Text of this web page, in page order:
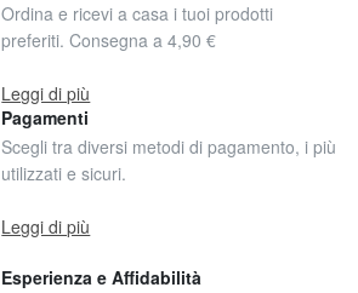
Ordina e ricevi a casa i tuoi prodotti
preferiti. Consegna a 4,90 €
Leggi di più
Pagamenti
Scegli tra diversi metodi di pagamento, i più
utilizzati e sicuri.
Leggi di più
Esperienza e Affidabilità